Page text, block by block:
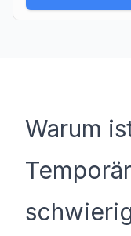
Warum